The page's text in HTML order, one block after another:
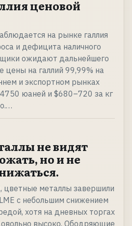
ценовой
на рынке галлия
и дефицита наличного
ожидают дальнейшего
цены на галлий 99,99% на
и экспортном рынках
юаней и $680–720 за кг
не видят
но и не
цветные металлы завершили
с небольшим снижением
хотя на дневных торгах
высоко. Ободряющие